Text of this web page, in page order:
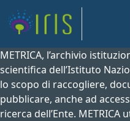
METRICA, l’archivio
scientifica dell’Istituto
lo scopo di raccogliere,
pubblicare, anche ad
ricerca dell’Ente.